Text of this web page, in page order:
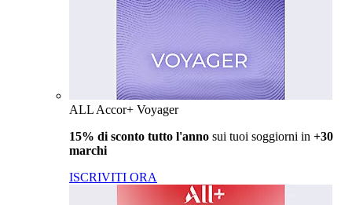
ALL Accor+ Voyager
15% di sconto tutto l'anno sui tuoi soggiorni in +30
marchi
ISCRIVITI ORA